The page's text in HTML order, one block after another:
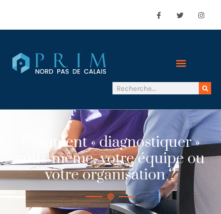
Comment « diagnostiquer »
vous-même, votre équipe ou
votre organisation ?